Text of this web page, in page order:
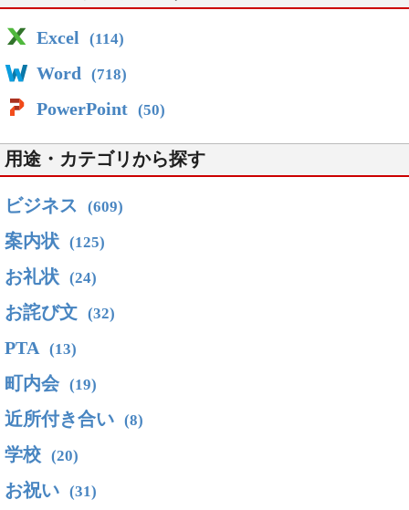
Excel (114)
Word (718)
PowerPoint (50)
用途・カテゴリから探す
ビジネス (609)
案内状 (125)
お礼状 (24)
お詫び文 (32)
PTA (13)
町内会 (19)
近所付き合い (8)
学校 (20)
お祝い (31)